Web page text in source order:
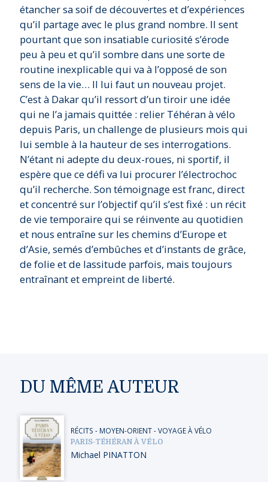
étancher sa soif de découvertes et d’expériences
qu’il partage avec le plus grand nombre. Il sent
pourtant que son insatiable curiosité s’érode
peu à peu et qu’il sombre dans une sorte de
routine inexplicable qui va à l’opposé de son
sens de la vie… Il lui faut un nouveau projet.
C’est à Dakar qu’il ressort d’un tiroir une idée
qui ne l’a jamais quittée : relier Téhéran à vélo
depuis Paris, un challenge de plusieurs mois qui
lui semble à la hauteur de ses interrogations.
N’étant ni adepte du deux-roues, ni sportif, il
espère que ce défi va lui procurer l’électrochoc
qu’il recherche. Son témoignage est franc, direct
et concentré sur l’objectif qu’il s’est fixé : un récit
de vie temporaire qui se réinvente au quotidien
et nous entraîne sur les chemins d’Europe et
d’Asie, semés d’embûches et d’instants de grâce,
de folie et de lassitude parfois, mais toujours
entraînant et empreint de liberté.
DU MÊME AUTEUR
RÉCITS - MOYEN-ORIENT-VOYAGE À VÉLO
PARIS-TÉHÉRAN À VÉLO
Michael PINATTON